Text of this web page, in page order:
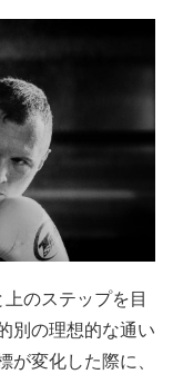
のステップを目
別の理想的な通い
が変化した際に、